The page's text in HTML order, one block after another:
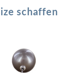
schaffen